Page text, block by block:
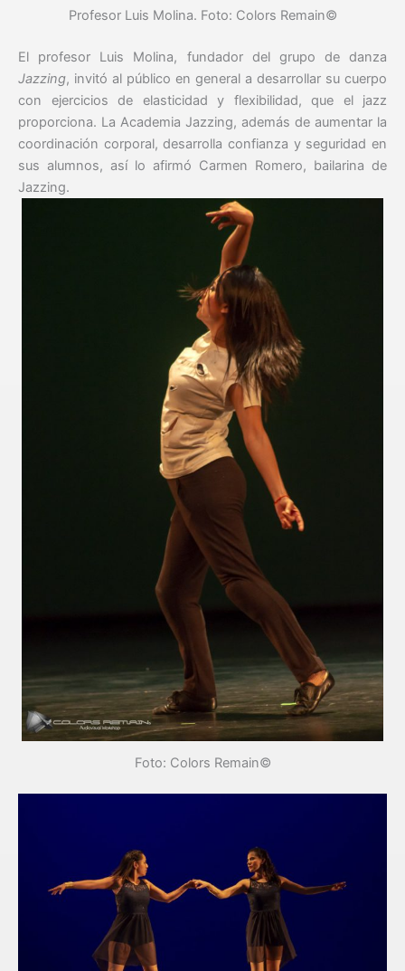
Profesor Luis Molina. Foto: Colors Remain©
El profesor Luis Molina, fundador del grupo de danza
Jazzing, invitó al público en general a desarrollar su cuerpo
con ejercicios de elasticidad y flexibilidad, que el jazz
proporciona. La Academia Jazzing, además de aumentar la
coordinación corporal, desarrolla confianza y seguridad en
sus alumnos, así lo afirmó Carmen Romero, bailarina de
Jazzing.
Foto: Colors Remain©